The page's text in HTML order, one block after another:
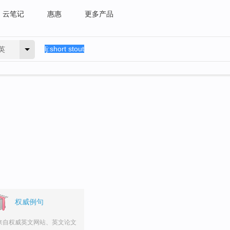
云笔记 惠惠 更多产品
权威例句
自权威英文网站、英文论文